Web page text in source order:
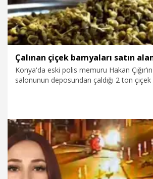
Konya'da eski polis memuru Hakan
salonunun deposundan çaldığı 2 ton çiçek
6.08.2026 Gündem